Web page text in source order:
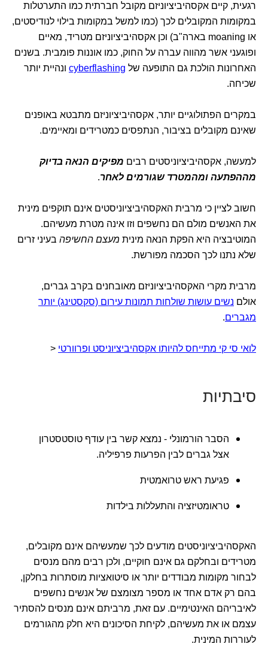
רגעית, קיים אקסהיביציוניזם מקובל חברתית כמו התערטלות
במקומות המקובלים לכך (כמו למשל במקומות בילוי לנודיסטים,
או moaning בארה"ב) וכן אקסהיביציוניזם מטריד, מאיים
ופוגעני אשר מהווה עברה על החוק, כמו אוננות פומבית. בשנים
האחרונות הולכת גם התופעה של cyberflashing ונהיית יותר
שכיחה.
במקרים הפתולוגיים יותר, אקסהיביציוניזם מתבטא באופנים
שאינם מקובלים בציבור, הנתפסים כמטרידים ומאיימים.
למעשה, אקסהיביציוניסטים רבים מפיקים הנאה בדיוק
מההפתעה ומהמטרד שגורמים לאחר.
חשוב לציין כי מרבית האקסהיביציוניסטים אינם תוקפים מינית
את האנשים מולם הם נחשפים וזו אינה מטרת מעשיהם.
המוטיבציה היא הפקת הנאה מינית מעצם החשיפה בעיני זרים
שלא נתנו לכך הסכמה מפורשת.
מרבית מקרי האקסהיביציוניזם מאובחנים בקרב גברים,
אולם נשים עושות שולחות תמונות עירום (סקסטינג) יותר
מגברים.
לואי סי קי מתייחס להיותו אקסהיביציוניסט ופרוורטי <
סיבתיות
הסבר הורמונלי - נמצא קשר בין עודף טוסטסטרון
אצל גברים לבין הפרעות פרפיליה.
פגיעת ראש טרואמטית
טראומטיזציה והתעללות בילדות
האקסהיביציוניסטים מודעים לכך שמעשיהם אינם מקובלים,
מטרידים ובחלקם גם אינם חוקיים, ולכן רבים מהם מנסים
לבחור מקומות מבודדים יותר או סיטואציות מוסתרות בחלקן,
בהם רק אדם אחד או מספר מצומצם של אנשים נחשפים
לאיבריהם האינטימיים. עם זאת, מרביתם אינם מנסים להסתיר
עצמם או את מעשיהם, לקיחת הסיכונים היא חלק מהגורמים
לעוררות המינית.